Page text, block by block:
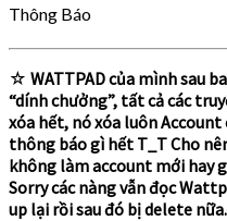
Thông Báo
☆ WATTPAD của mình sau
“dính chưởng”, tất cả các
xóa hết, nó xóa luôn
thông báo gì hết T_T Cho
không làm account mới hay
Sorry các nàng vẫn đọc
up lại rồi sau đó bị delete nữa.